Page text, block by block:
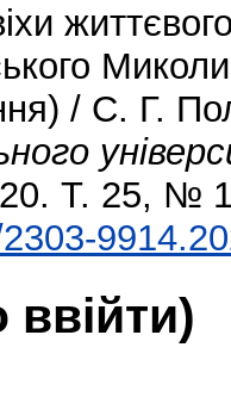
/ С. Г.
Т. 25, №
ввійти)